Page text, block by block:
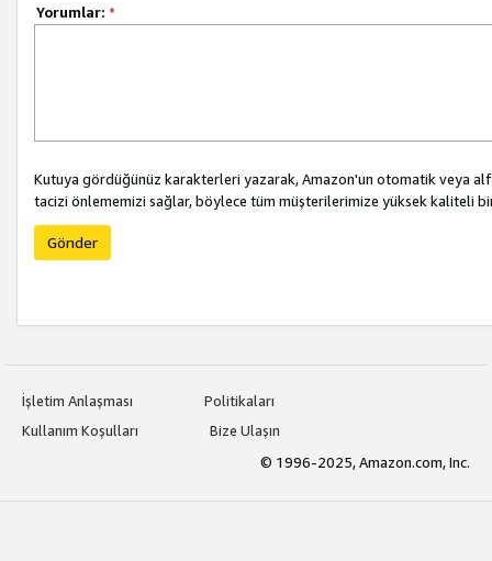
Yorumlar: *
Kutuya gördüğünüz karakterleri yazarak, Amazon'un otomatik veya
tacizi önlememizi sağlar, böylece tüm müşterilerimize yüksek kaliteli
Gönder
İşletim Anlaşması
Politikaları
Kullanım Koşulları
Bize Ulaşın
© 1996-2025, Amazon.com, Inc.